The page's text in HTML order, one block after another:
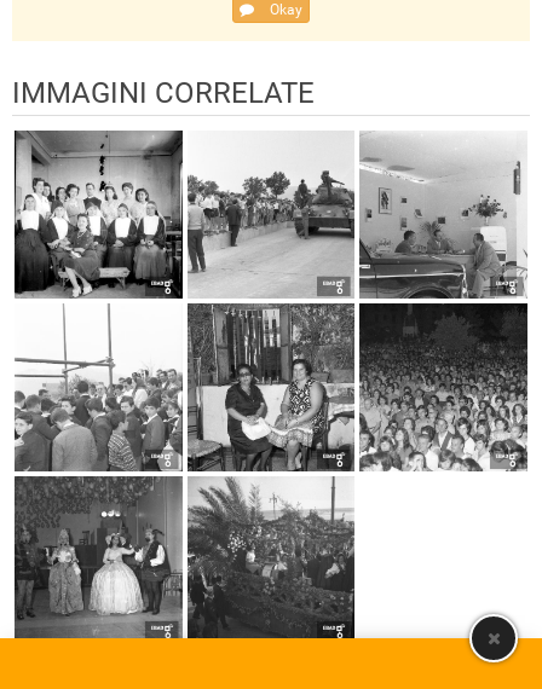
Okay
IMMAGINI CORRELATE